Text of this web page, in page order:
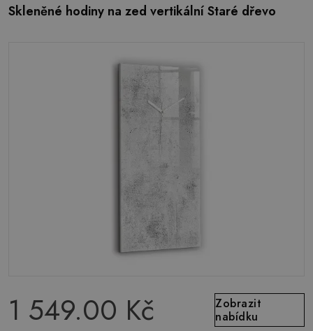
Skleněné hodiny na zed vertikální Staré dřevo
1 549.00 Kč
Zobrazit
nabídku